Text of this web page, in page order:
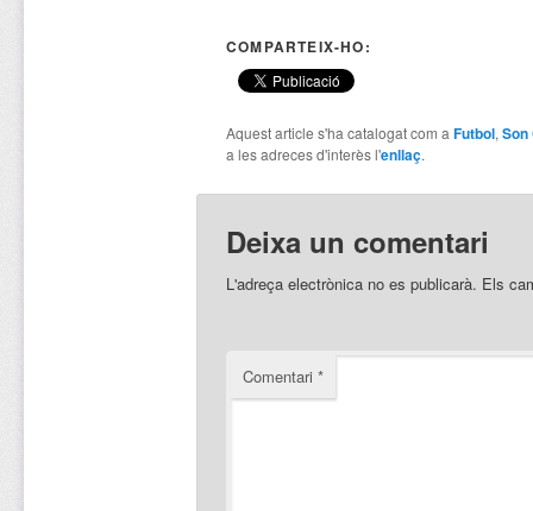
COMPARTEIX-HO:
Aquest article s'ha catalogat com a Futbol, Son
a les adreces d'interès l'enllaç.
Deixa un comentari
L'adreça electrònica no es publicarà. Els
Comentari *